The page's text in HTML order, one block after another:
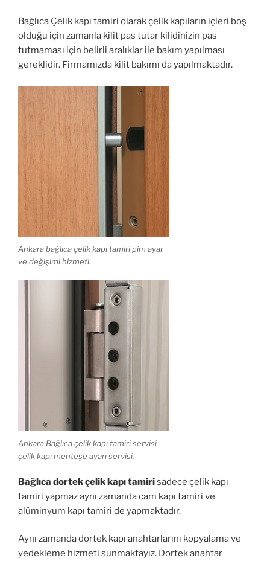
Bağlıca Çelik kapı tamiri olarak çelik kapıların içleri boş
olduğu için zamanla kilit pas tutar kilidinizin pas
tutmaması için belirli aralıklar ile bakım yapılması
gereklidir. Firmamızda kilit bakımı da yapılmaktadır.
Ankara bağlıca çelik kapı tamiri pim ayar
ve değişimi hizmeti.
Ankara Bağlıca çelik kapı tamiri servisi
çelik kapı menteşe ayarı servisi.
Bağlıca dortek çelik kapı tamirisadece çelik kapı
tamiri yapmaz aynı zamanda cam kapı tamiri ve
alüminyum kapı tamiri de yapmaktadır.
Aynı zamanda dortek kapı anahtarlarını kopyalama ve
yedekleme hizmeti sunmaktayız. Dortek anahtar